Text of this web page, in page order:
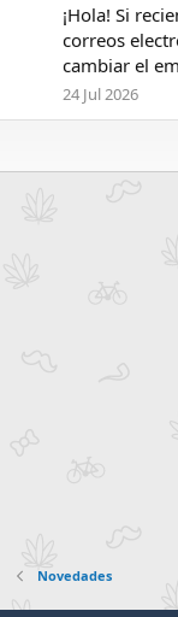
¡Hola! Si
correos
cambiar el
24 Jul 2026
Novedades